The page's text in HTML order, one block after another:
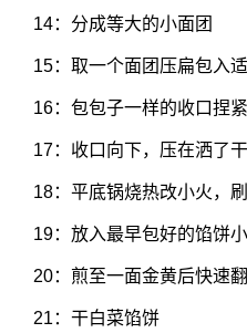
14：分成等大的小面团
15：取一个面团压扁包入
16：包包子一样的收口捏紧
17：收口向下，压在洒了
18：平底锅烧热改小火，
19：放入最早包好的馅饼小
20：煎至一面金黄后快速
21：干白菜馅饼